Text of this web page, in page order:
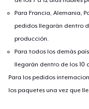
Para Francia, Alemania,
pedidos llegarán dentro
producción.
Para todos los demás
llegarán dentro de los 10
Para los pedidos
los paquetes una vez que